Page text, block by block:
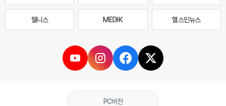
웰니스 MEDI·K 헬스인뉴스
PC버전